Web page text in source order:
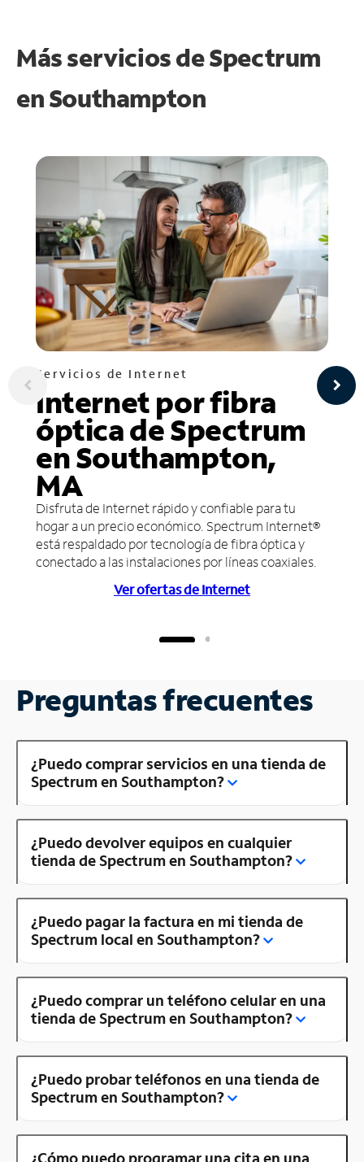
Más servicios de Spectrum
enSouthampton
Servicios de Internet
Internet por fibra
óptica de Spectrum
en Southampton,
MA
Disfruta de Internet rápido y confiable para tu
hogar a un precio económico. Spectrum Internet®
está respaldado por tecnología de fibra óptica y
conectado a las instalaciones por líneas coaxiales.
Ver ofertas de Internet
Preguntas frecuentes
¿Puedo comprar servicios en una tienda de
Spectrum en Southampton?
¿Puedo devolver equipos en cualquier
tienda de Spectrum en Southampton?
¿Puedo pagar la factura en mi tienda de
Spectrum local en Southampton?
¿Puedo comprar un teléfono celular en una
tienda de Spectrum en Southampton?
¿Puedo probar teléfonos en una tienda de
Spectrum en Southampton?
¿Cómo puedo programar una cita en una